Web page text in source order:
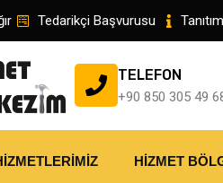
Tedarikçi Başvurusu
TELEFON
+90 850 305 49
HIZMET